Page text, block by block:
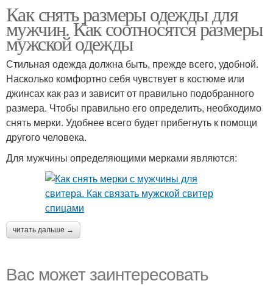
Как снять размеры одежды для
мужчин. Как соотносятся размеры
мужской одежды
Стильная одежда должна быть, прежде всего, удобной.
Насколько комфортно себя чувствует в костюме или
джинсах как раз и зависит от правильно подобранного
размера. Чтобы правильно его определить, необходимо
снять мерки. Удобнее всего будет прибегнуть к помощи
другого человека.
Для мужчины определяющими мерками являются:
читать дальше →
Вас может заинтересовать